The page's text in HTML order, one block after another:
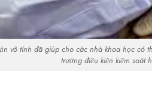
vô tính đã giúp cho các nhà khoa học có
trường điều kiện kiểm soát